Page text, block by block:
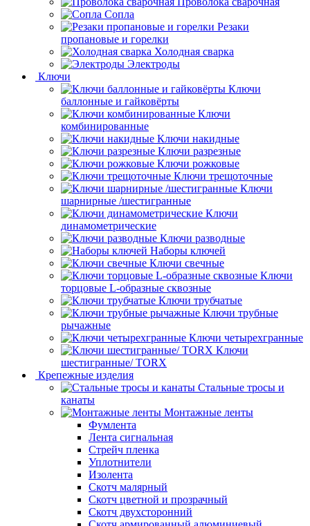
Сопла
Резаки
пропановые и горелки
Холодная сварка
Электроды
Ключи
Ключи
баллонные и гайковёрты
Ключи
комбинированные
Ключи накидные
Ключи разрезные
Ключи рожковые
Ключи трещоточные
Ключи
шарнирные /шестигранные
Ключи
динамометрические
Ключи разводные
Наборы ключей
Ключи свечные
Ключи
торцовые L-образные сквозные
Ключи трубчатые
Ключи трубные
рычажные
Ключи четырехгранные
Ключи
шестигранные/ TORX
Крепежные изделия
Стальные тросы и
канаты
Монтажные ленты
Фумлента
Лента сигнальная
Стрейч пленка
Уплотнители
Изолента
Скотч малярный
Скотч цветной и прозрачный
Скотч двухсторонний